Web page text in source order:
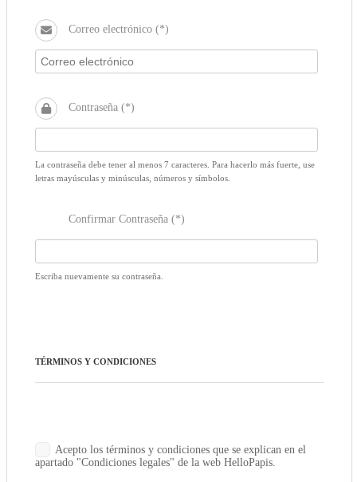
Correo electrónico (*)
Contraseña (*)
La contraseña debe tener al menos 7 caracteres. Para hacerlo más fuerte, use
letras mayúsculas y minúsculas, números y símbolos.
Confirmar Contraseña (*)
Escriba nuevamente su contraseña.
TÉRMINOS Y CONDICIONES
Acepto los términos y condiciones que se explican en el
apartado "Condiciones legales" de la web HelloPapis.